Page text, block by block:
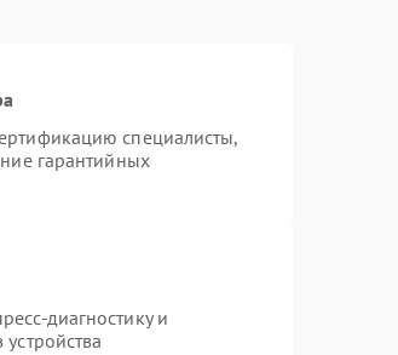
специалисты,
гарантийных
диагностику и